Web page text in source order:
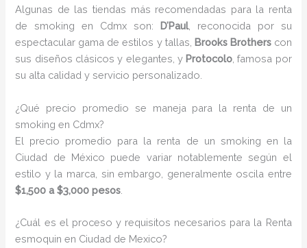
Algunas de las tiendas más recomendadas para la renta
de smoking en Cdmx son: D’Paul, reconocida por su
espectacular gama de estilos y tallas, Brooks Brotherscon
sus diseños clásicos y elegantes, y Protocolo , famosa por
su alta calidad y servicio personalizado.
¿Qué precio promedio se maneja para la renta de un
smoking en Cdmx?
El precio promedio para la renta de un smoking en la
Ciudad de México puede variar notablemente según el
estilo y la marca, sin embargo, generalmente oscila entre
$1,500 a $3,000 pesos
¿Cuál es el proceso y requisitos necesarios para la Renta
esmoquin en Ciudad de Mexico?